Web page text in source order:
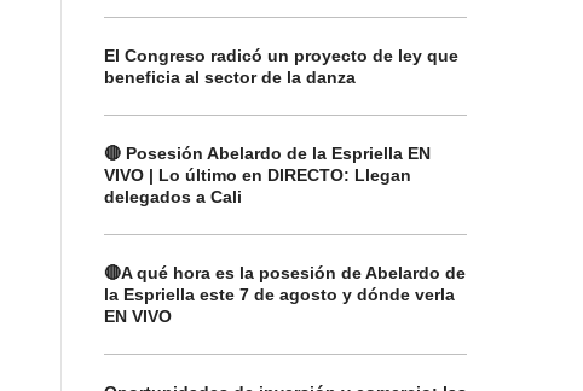
El Congreso radicó un proyecto de ley que
beneficia al sector de la danza
🔴 Posesión Abelardo de la Espriella EN
VIVO | Lo último en DIRECTO: Llegan
delegados a Cali
🔴A qué hora es la posesión de Abelardo de
la Espriella este 7 de agosto y dónde verla
EN VIVO